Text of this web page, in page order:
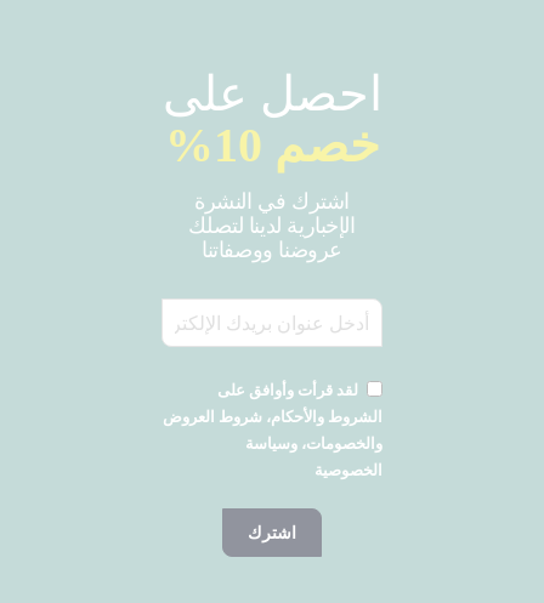
احصل على
خصم 10%
اشترك في النشرة
الإخبارية لدينا لتصلك
عروضنا ووصفاتنا
لقد قرأت وأوافق على
الشروط والأحكام، شروط العروض
والخصومات، وسياسة
الخصوصية
اشترك